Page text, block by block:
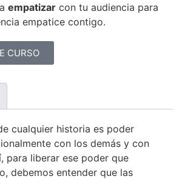
empatizar con tu audiencia para
empatice contigo.
CURSO
cualquier historia es poder
con los demás y con
para liberar ese poder que
debemos entender que las